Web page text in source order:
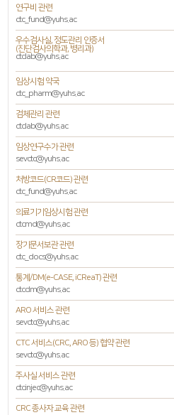
연구비 관련
ctc_fund@yuhs.ac
우수검사실, 정도관리 인증서
(진단검사의학과, 병리과)
ctclab@yuhs.ac
임상시험 약국
ctc_pharm@yuhs.ac
검체관리 관련
ctclab@yuhs.ac
임상연구수가 관련
sevctc@yuhs.ac
처방코드(CR코드) 관련
ctc_fund@yuhs.ac
의료기기임상시험 관련
ctcmd@yuhs.ac
장기문서보관 관련
ctc_docs@yuhs.ac
통계/DM(e-CASE, iCReaT) 관련
ctcdm@yuhs.ac
ARO 서비스 관련
sevctc@yuhs.ac
CTC 서비스(CRC, ARO 등) 협약 관련
sevctc@yuhs.ac
주사실 서비스 관련
ctcinjec@yuhs.ac
CRC 종사자 교육 관련